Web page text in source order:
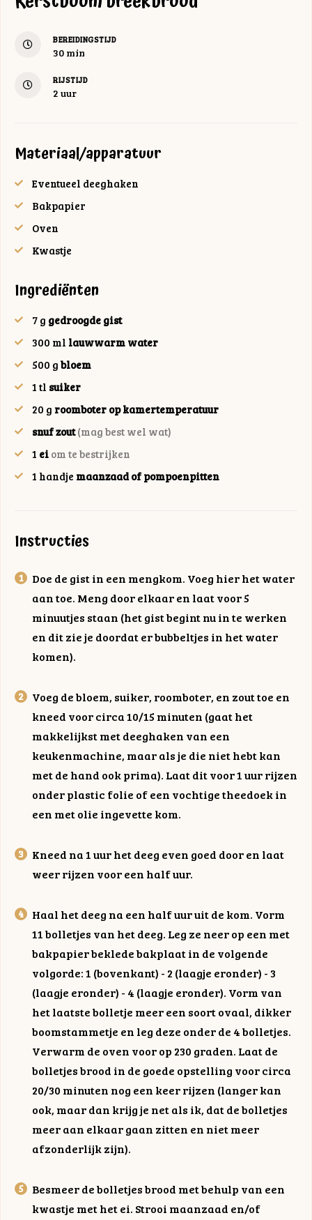
BEREIDINGSTIJD
30minuten
min
RIJSTIJD
2 uur
uur
Materiaal/apparatuur
Eventueel deeghaken
Bakpapier
Oven
Kwastje
Ingrediënten
7 g gedroogde gist
300 ml lauwwarm water
500 g bloem
1 tl suiker
20 g roomboter op kamertemperatuur
snuf zout(mag best wel wat)
1 ei om te bestrijken
1 handje maanzaad of pompoenpitten
Instructies
Doe de gist in een mengkom. Voeg hier het water
aan toe. Meng door elkaar en laat voor 5
minuutjes staan (het gist begint nu in te werken
en dit zie je doordat er bubbeltjes in het water
komen).
Voeg de bloem, suiker, roomboter, en zout toe en
kneed voor circa 10/15 minuten (gaat het
makkelijkst met deeghaken van een
keukenmachine, maar als je die niet hebt kan
met de hand ook prima). Laat dit voor 1 uur rijzen
onder plastic folie of een vochtige theedoek in
een met olie ingevette kom.
Kneed na 1 uur het deeg even goed door en laat
weer rijzen voor een half uur.
Haal het deeg na een half uur uit de kom. Vorm
11 bolletjes van het deeg. Leg ze neer op een met
bakpapier beklede bakplaat in de volgende
volgorde: 1 (bovenkant) - 2 (laagje eronder) - 3
(laagje eronder) - 4 (laagje eronder). Vorm van
het laatste bolletje meer een soort ovaal, dikker
boomstammetje en leg deze onder de 4 bolletjes.
Verwarm de oven voor op 230 graden. Laat de
bolletjes brood in de goede opstelling voor circa
20/30 minuten nog een keer rijzen (langer kan
ook, maar dan krijg je net als ik, dat de bolletjes
meer aan elkaar gaan zitten en niet meer
afzonderlijk zijn).
Besmeer de bolletjes brood met behulp van een
kwastje met het ei. Strooi maanzaad en/of